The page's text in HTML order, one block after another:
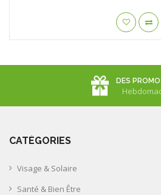
DES
CATÉGORIES
Visage & Solaire
Santé & Bien Être